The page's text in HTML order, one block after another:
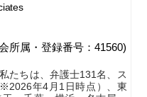
所属・登録番号：41560)
たちは、弁護士131名、ス
年4月1日時点）、東